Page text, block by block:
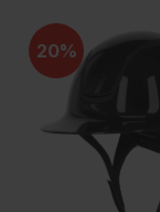
20